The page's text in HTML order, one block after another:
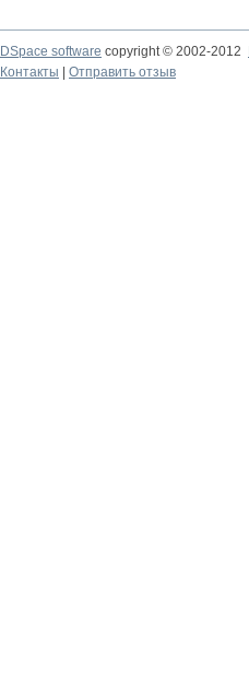
DSpace software copyright © 2002-2012
Контакты
Отправить отзыв